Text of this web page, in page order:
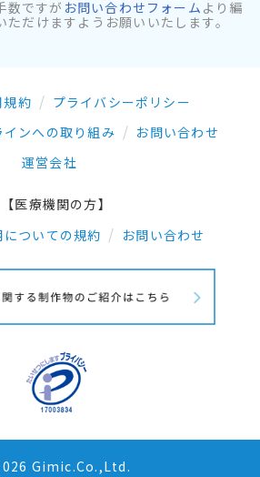
数ですが お問い合わせフォーム より編
だけますようお願いいたします。
規約
プライバシーポリシー
ンへの取り組み
お問い合わせ
運営会社
【医療機関の方】
ついての規約
お問い合わせ
Gimic.Co.,Ltd.